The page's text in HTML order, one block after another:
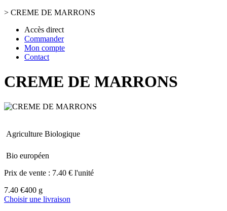
> CREME DE MARRONS
Accès direct
Commander
Mon compte
Contact
CREME DE MARRONS
Agriculture Biologique
Bio européen
Prix de vente : 7.40 € l'unité
7.40 €400 g
Choisir une livraison